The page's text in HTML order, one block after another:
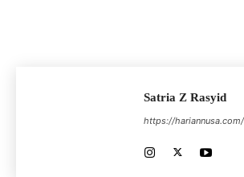
Satria Z Rasyid
https://